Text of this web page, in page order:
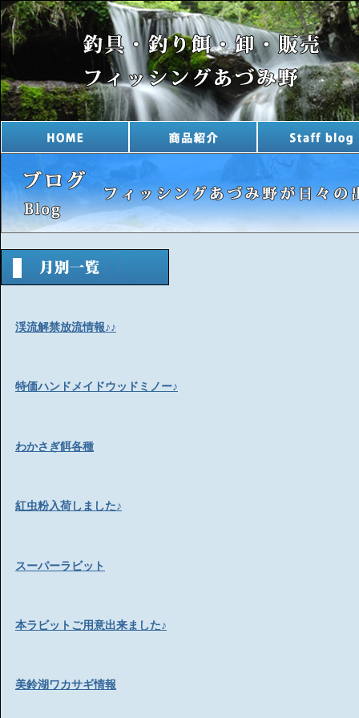
渓流解禁放流情報♪♪
特価ハンドメイドウッドミノー♪
わかさぎ餌各種
紅虫粉入荷しました♪
スーパーラビット
本ラビットご用意出来ました♪
美鈴湖ワカサギ情報